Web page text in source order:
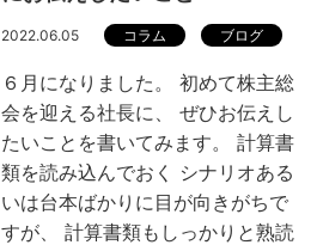
2022.06.05 コラム ブログ
６月になりました。 初めて株主総
会を迎える社長に、 ぜひお伝えし
たいことを書いてみます。 計算書
類を読み込んでおく シナリオある
いは台本ばかりに目が向きがちで
すが、 計算書類もしっかりと熟読